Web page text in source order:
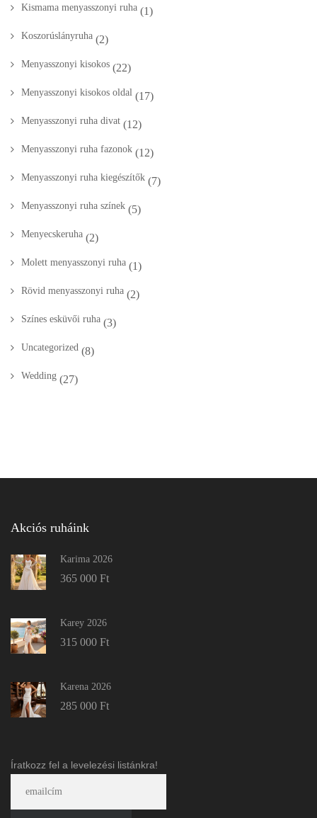
Kismama menyasszonyi ruha (1)
Koszorúslányruha (2)
Menyasszonyi kisokos (22)
Menyasszonyi kisokos oldal (17)
Menyasszonyi ruha divat (12)
Menyasszonyi ruha fazonok (12)
Menyasszonyi ruha kiegészítők (7)
Menyasszonyi ruha színek (5)
Menyecskeruha (2)
Molett menyasszonyi ruha (1)
Rövid menyasszonyi ruha (2)
Színes esküvői ruha (3)
Uncategorized (8)
Wedding (27)
Akciós ruháink
Karima 2026
365 000 Ft
Karey 2026
315 000 Ft
Karena 2026
285 000 Ft
Íratkozz fel a levelezési listánkra!